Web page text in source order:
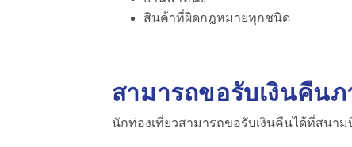
สินค้าที่ผิดกฎหมายทุกชนิด
สามารถขอรับเงินคืน
นักท่องเที่ยวสามารถขอรับเงินคืนได้ที่สนา